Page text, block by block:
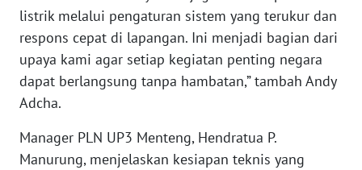
listrik melalui pengaturan sistem yang terukur dan
respons cepat di lapangan. Ini menjadi bagian dari
upaya kami agar setiap kegiatan penting negara
dapat berlangsung tanpa hambatan,” tambah Andy
Adcha.
Manager PLN UP3 Menteng, Hendratua P.
Manurung, menjelaskan kesiapan teknis yang
WN
WN
JAMBI
WN
SULTRA